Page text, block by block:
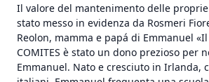
Il valore del mantenimento delle
stato messo in evidenza da Rosmeri
Reolon, mamma e papá di Emmanuel
COMITES è stato un dono prezioso per
Emmanuel. Nato e cresciuto in Irlanda,